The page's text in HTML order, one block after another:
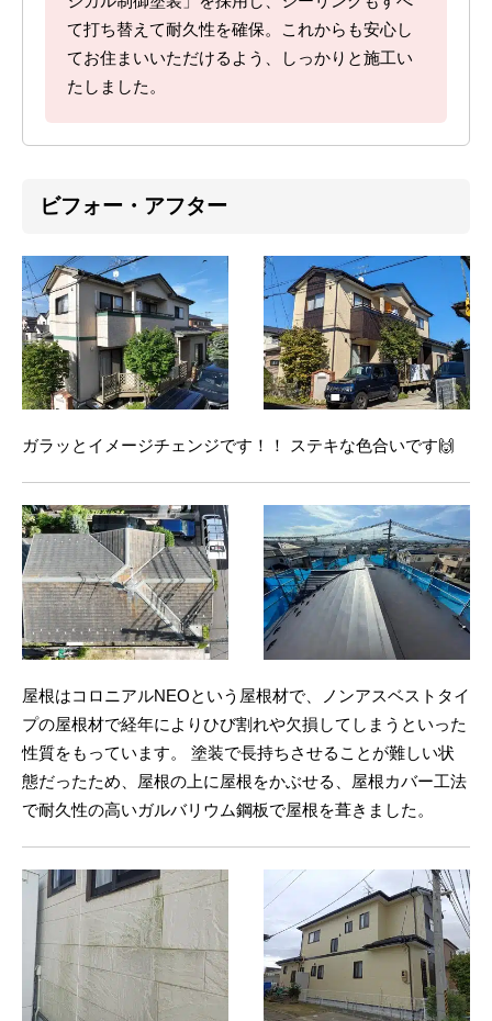
て打ち替えて耐久性を確保。これからも安心し
てお住まいいただけるよう、しっかりと施工い
たしました。
ビフォー・アフター
ガラッとイメージチェンジです！！ ステキな色合いです🙌
屋根はコロニアルNEOという屋根材で、ノンアスベストタイ
プの屋根材で経年によりひび割れや欠損してしまうといった
性質をもっています。 塗装で長持ちさせることが難しい状
態だったため、屋根の上に屋根をかぶせる、屋根カバー工法
で耐久性の高いガルバリウム鋼板で屋根を葺きました。